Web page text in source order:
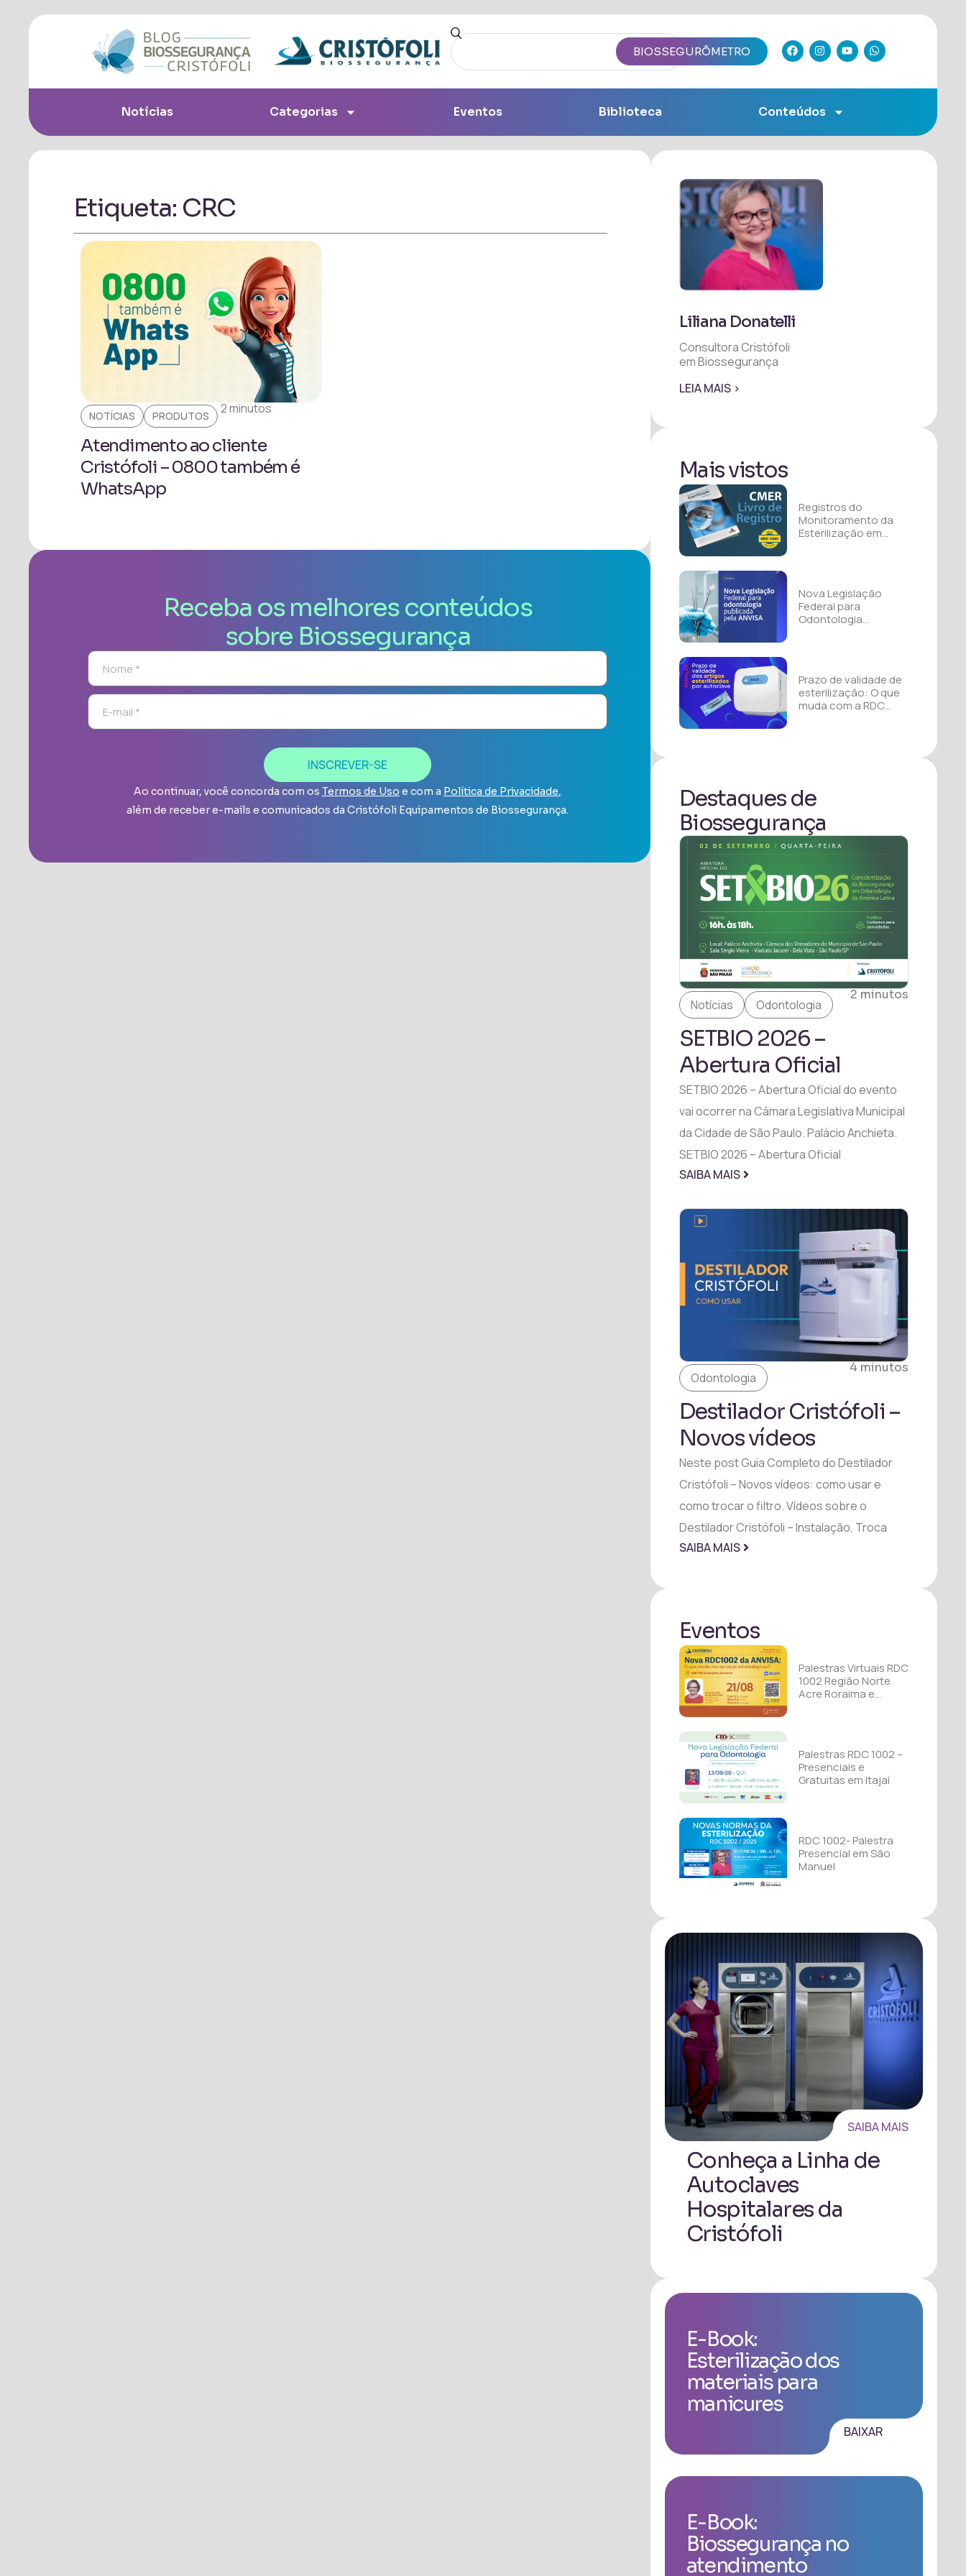
BIOSSEGURÔMETRO
Notícias Categorias Eventos Biblioteca Conteúdos
Etiqueta: CRC
NOTÍCIAS PRODUTOS 2 minutos
Atendimento ao cliente
Cristófoli – 0800 também é
WhatsApp
Receba os melhores conteúdos
sobre Biossegurança
INSCREVER-SE
Ao continuar, você concorda com os Termos de Uso e com a Política de Privacidade,
além de receber e-mails e comunicados da Cristófoli Equipamentos de Biossegurança.
Liliana Donatelli
Consultora Cristófoli
em Biossegurança
LEIA MAIS >
Mais vistos
Registros do
Monitoramento da
Esterilização em
Nova Legislação
Federal para
Odontologia
Prazo de validade de
esterilização: O que
muda com a RDC
Destaques de
Biossegurança
Notícias Odontologia
2 minutos
SETBIO 2026 –
Abertura Oficial
SETBIO 2026 – Abertura Oficial do evento
vai ocorrer na Câmara Legislativa Municipal
da Cidade de São Paulo. Palácio Anchieta.
SETBIO 2026 – Abertura Oficial
SAIBA MAIS
Odontologia
4 minutos
Destilador Cristófoli –
Novos vídeos
Neste post Guia Completo do Destilador
Cristófoli – Novos vídeos: como usar e
como trocar o filtro. Vídeos sobre o
Destilador Cristófoli – Instalação, Troca
SAIBA MAIS
Eventos
Palestras Virtuais RDC
1002 Região Norte
Acre Roraima e
Palestras RDC 1002 –
Presenciais e
Gratuitas em Itajaí
RDC 1002- Palestra
Presencial em São
Manuel
SAIBA MAIS
Conheça a Linha de
Autoclaves
Hospitalares da
Cristófoli
E-Book:
Esterilização dos
materiais para
manicures
BAIXAR
E-Book:
Biossegurança no
atendimento